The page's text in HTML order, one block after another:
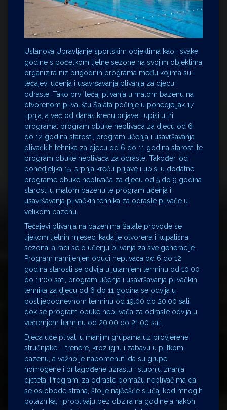
Ustanova Upravljanje sportskim objektima kao i svake
godine s početkom ljetne sezone na svojim objektima
organizira niz prigodnih programa među kojima su i
tečajevi učenja i usavršavanja plivanja za djecu i
odrasle. Tako prvi tečaj plivanja u malom bazenu na
otvorenom plivalištu Šalata počinje u ponedjeljak 17.
lipnja, a već od danas kreću prijave i upisi u tri
programa: program obuke neplivača za djecu od 6
do 12 godina starosti, program učenja i usavršavanja
plivačkih tehnika za djecu od 6 do 11 godina starosti te
program obuke neplivača za odrasle. Također, od
ponedjeljka 15. srpnja kreću prijave i upisi u dodatne
programe obuke neplivača za djecu od 5 do 9 godina
starosti u malom bazenu te program učenja i
usavršavanja plivačkih tehnika za odrasle plivače u
velikom bazenu.
Tečajevi plivanja na bazenima Šalate provode se
tijekom ljetnih mjeseci kada je otvorena i kupališna
sezona, a radi se o učenju plivanja za sve generacije.
Program namijenjen obuci neplivača od 6 do 12
godina starosti se odvija u jutarnjem terminu od 10:00
do 11:00 sati, program učenja i usavršavanja plivačkih
tehnika za djecu od 6 do 11 godina se odvija u
poslijepodnevnom terminu od 19:00 do 20:00 sati
dok se program obuke neplivača za odrasle odvija u
večernjem terminu od 20:00 do 21:00 sati.
Djeca uče plivati u manjim grupama uz provjerene
stručnjake – trenere, kroz igru i zabavu u plitkom
bazenu, a važno je napomenuti da su grupe
homogene i prilagođene uzrastu i stupnju znanja
djeteta. Programi za odrasle pomažu neplivačima da
se oslobode straha, što je najčešće slučaj kod mnogih
polaznika, i proplivaju bez obzira na godine a nakon